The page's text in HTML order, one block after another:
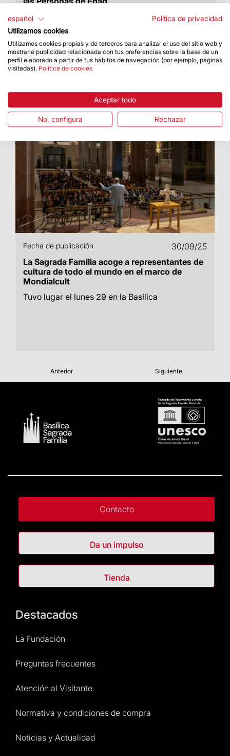
Un taller adreçat dirigido a las personas
mayores, en colaboración con doce entidades
del barrio
Fecha de publicación
30/09/25
La Sagrada Familia acoge a representantes de
cultura de todo el mundo en el marco de
Mondialcult
Tuvo lugar el lunes 29 en la Basílica
Anterior Siguiente
Contacto
Da un impulso
Tienda
Destacados
La Fundación
Preguntas frecuentes
Atención al Visitante
Normativa y condiciones de compra
Noticias y Actualidad
español
Política de privacidad
Utilizamos cookies
Utilizamos cookies propias y de terceros para analizar el uso del sitio web y
mostrarle publicidad relacionada con tus preferencias sobre la base de un
perfil elaborado a partir de tus hábitos de navegación (por ejemplo, páginas
visitadas). Política de cookies
Aceptar todo
No, configura Rechazar